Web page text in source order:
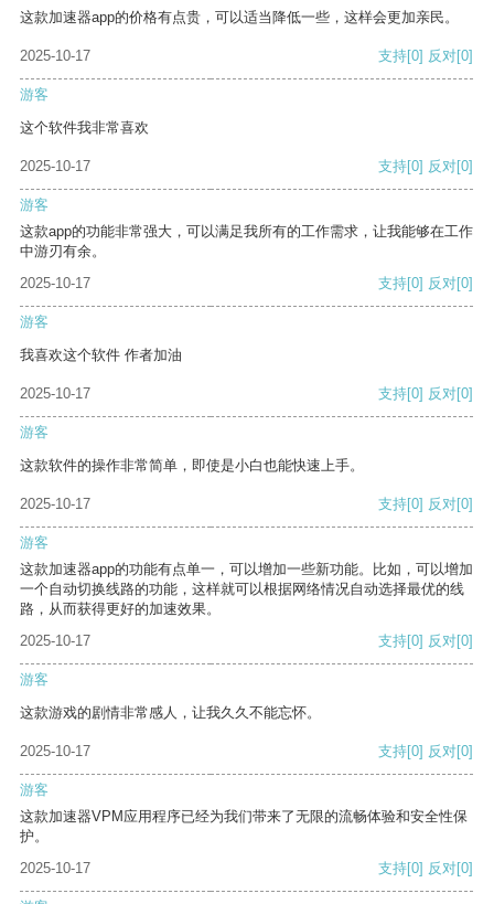
这款加速器app的价格有点贵，可以适当降低一些，这样会更加亲民。
2025-10-17 支持[0] 反对[0]
游客
这个软件我非常喜欢
2025-10-17 支持[0] 反对[0]
游客
这款app的功能非常强大，可以满足我所有的工作需求，让我能够在工作
中游刃有余。
2025-10-17
支持[0] 反对[0]
游客
我喜欢这个软件 作者加油
2025-10-17 支持[0] 反对[0]
游客
这款软件的操作非常简单，即使是小白也能快速上手。
2025-10-17 支持[0] 反对[0]
游客
这款加速器app的功能有点单一，可以增加一些新功能。比如，可以增加
一个自动切换线路的功能，这样就可以根据网络情况自动选择最优的线
路，从而获得更好的加速效果。
2025-10-17
支持[0] 反对[0]
游客
这款游戏的剧情非常感人，让我久久不能忘怀。
2025-10-17 支持[0] 反对[0]
游客
这款加速器VPM应用程序已经为我们带来了无限的流畅体验和安全性保
护。
2025-10-17
支持[0] 反对[0]